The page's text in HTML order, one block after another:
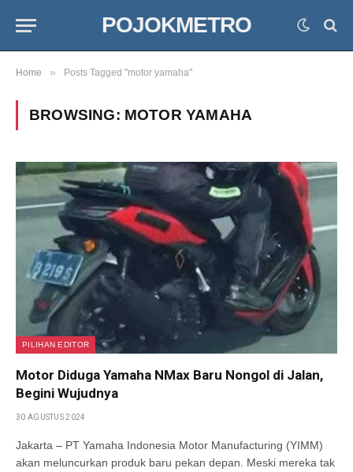
POJOKMETRO
Home » Posts Tagged "motor yamaha"
BROWSING: MOTOR YAMAHA
PILIHAN EDITOR
Motor Diduga Yamaha NMax Baru Nongol di Jalan,
Begini Wujudnya
30 AGUSTUS 2024
Jakarta – PT Yamaha Indonesia Motor Manufacturing (YIMM)
akan meluncurkan produk baru pekan depan. Meski mereka tak